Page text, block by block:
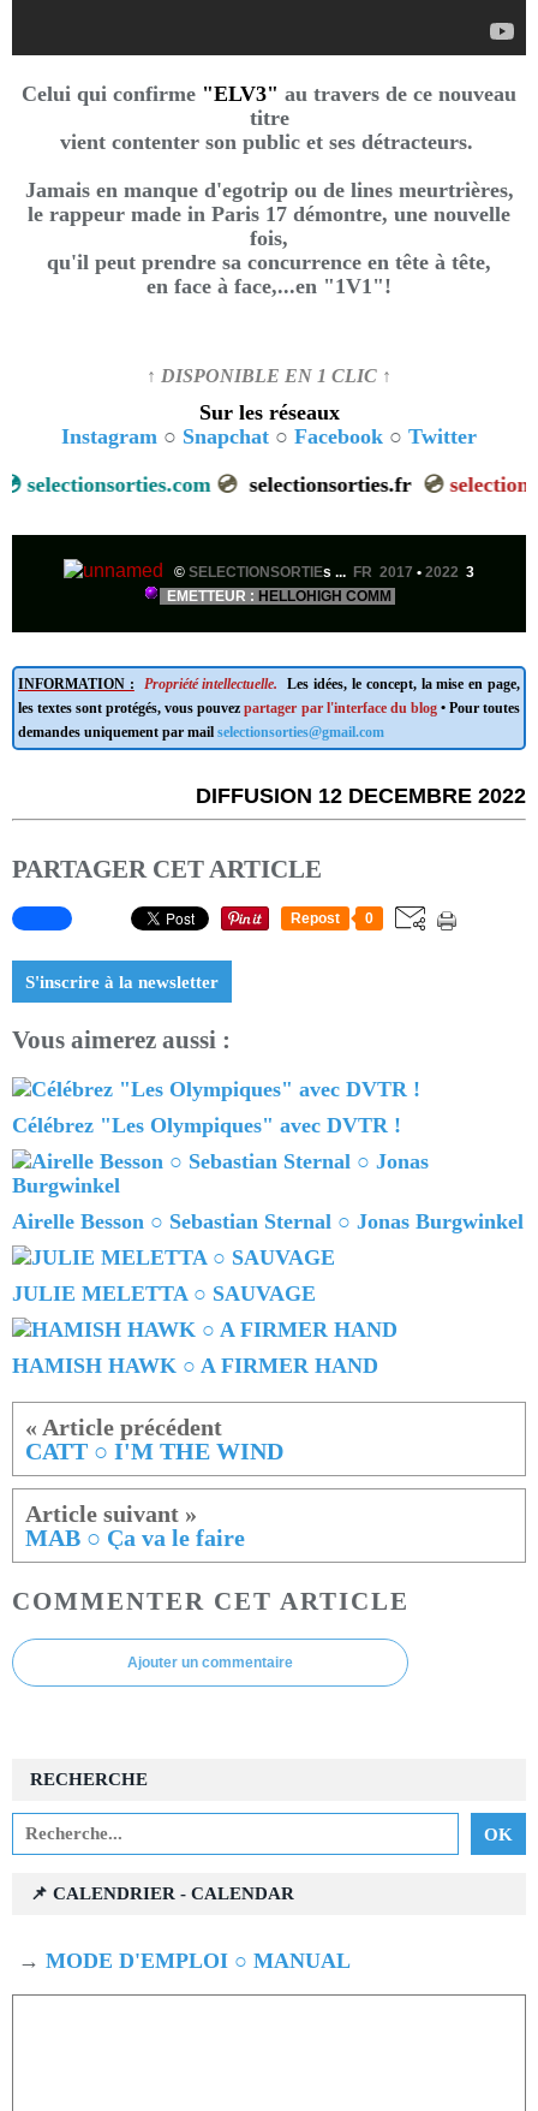
Celui qui confirme "ELV3" au travers de ce nouveau
titre
vient contenter son public et ses détracteurs.
Jamais en manque d'egotrip ou de lines meurtrières,
le rappeur made in Paris 17 démontre, une nouvelle
fois,
qu'il peut prendre sa concurrence en tête à tête,
en face à face,...en "1V1"!
↑ DISPONIBLE EN 1 CLIC ↑
Sur les réseaux
Instagram ○ Snapchat ○ Facebook ○ Twitter
selectionsorties.com💿 selectionsorties.fr 💿
© SELECTIONSORTIEs ... FR 2017 • 2022 3
EMETTEUR : HELLOHIGH COMM
INFORMATION : Propriété intellectuelle.
Les idées, le concept, la mise en page,
les textes sont protégés, vous pouvezpartager par l'interface du blog• Pour toutes
demandes uniquement par mail selectionsorties@gmail.com
DIFFUSION 12 DECEMBRE 2022
PARTAGER CET ARTICLE
Repost 0
S'inscrire à la newsletter
Vous aimerez aussi :
Célébrez "Les Olympiques" avec DVTR !
Airelle Besson ○ Sebastian Sternal ○ Jonas Burgwinkel
JULIE MELETTA ○ SAUVAGE
HAMISH HAWK ○ A FIRMER HAND
CATT ○ I'M THE WIND
MAB ○ Ça va le faire
COMMENTER CET ARTICLE
Ajouter un commentaire
RECHERCHE
📌 CALENDRIER - CALENDAR
→ MODE D'EMPLOI ○ MANUAL